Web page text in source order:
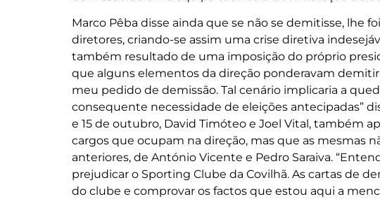
Marco Pêba disse ainda que se não se demitisse, lhe
diretores, criando-se assim uma crise diretiva
também resultado de uma imposição do próprio
que alguns elementos da direção ponderavam
meu pedido de demissão. Tal cenário implicaria a
consequente necessidade de eleições antecipadas”
e 15 de outubro, David Timóteo e Joel Vital, também
cargos que ocupam na direção, mas que as mesmas
anteriores, de António Vicente e Pedro Saraiva.
prejudicar o Sporting Clube da Covilhã. As cartas de
do clube e comprovar os factos que estou aqui a